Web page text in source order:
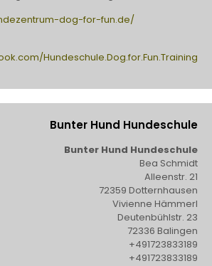
dog-for-fun.de/
Hundeschule.Dog.for.Fun.Training
Bunter Hund Hundeschule
Bunter Hund Hundeschule
Bea Schmidt
Alleenstr. 21
72359 Dotternhausen
Vivienne Hämmerl
Deutenbühlstr. 23
72336 Balingen
+491723833189
+491723833189